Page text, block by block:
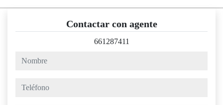
Contactar con agente
661287411
nombre
teléfono